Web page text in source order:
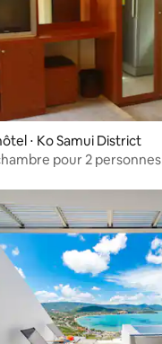
⋅ Ko Samui District
pour 2 personnes